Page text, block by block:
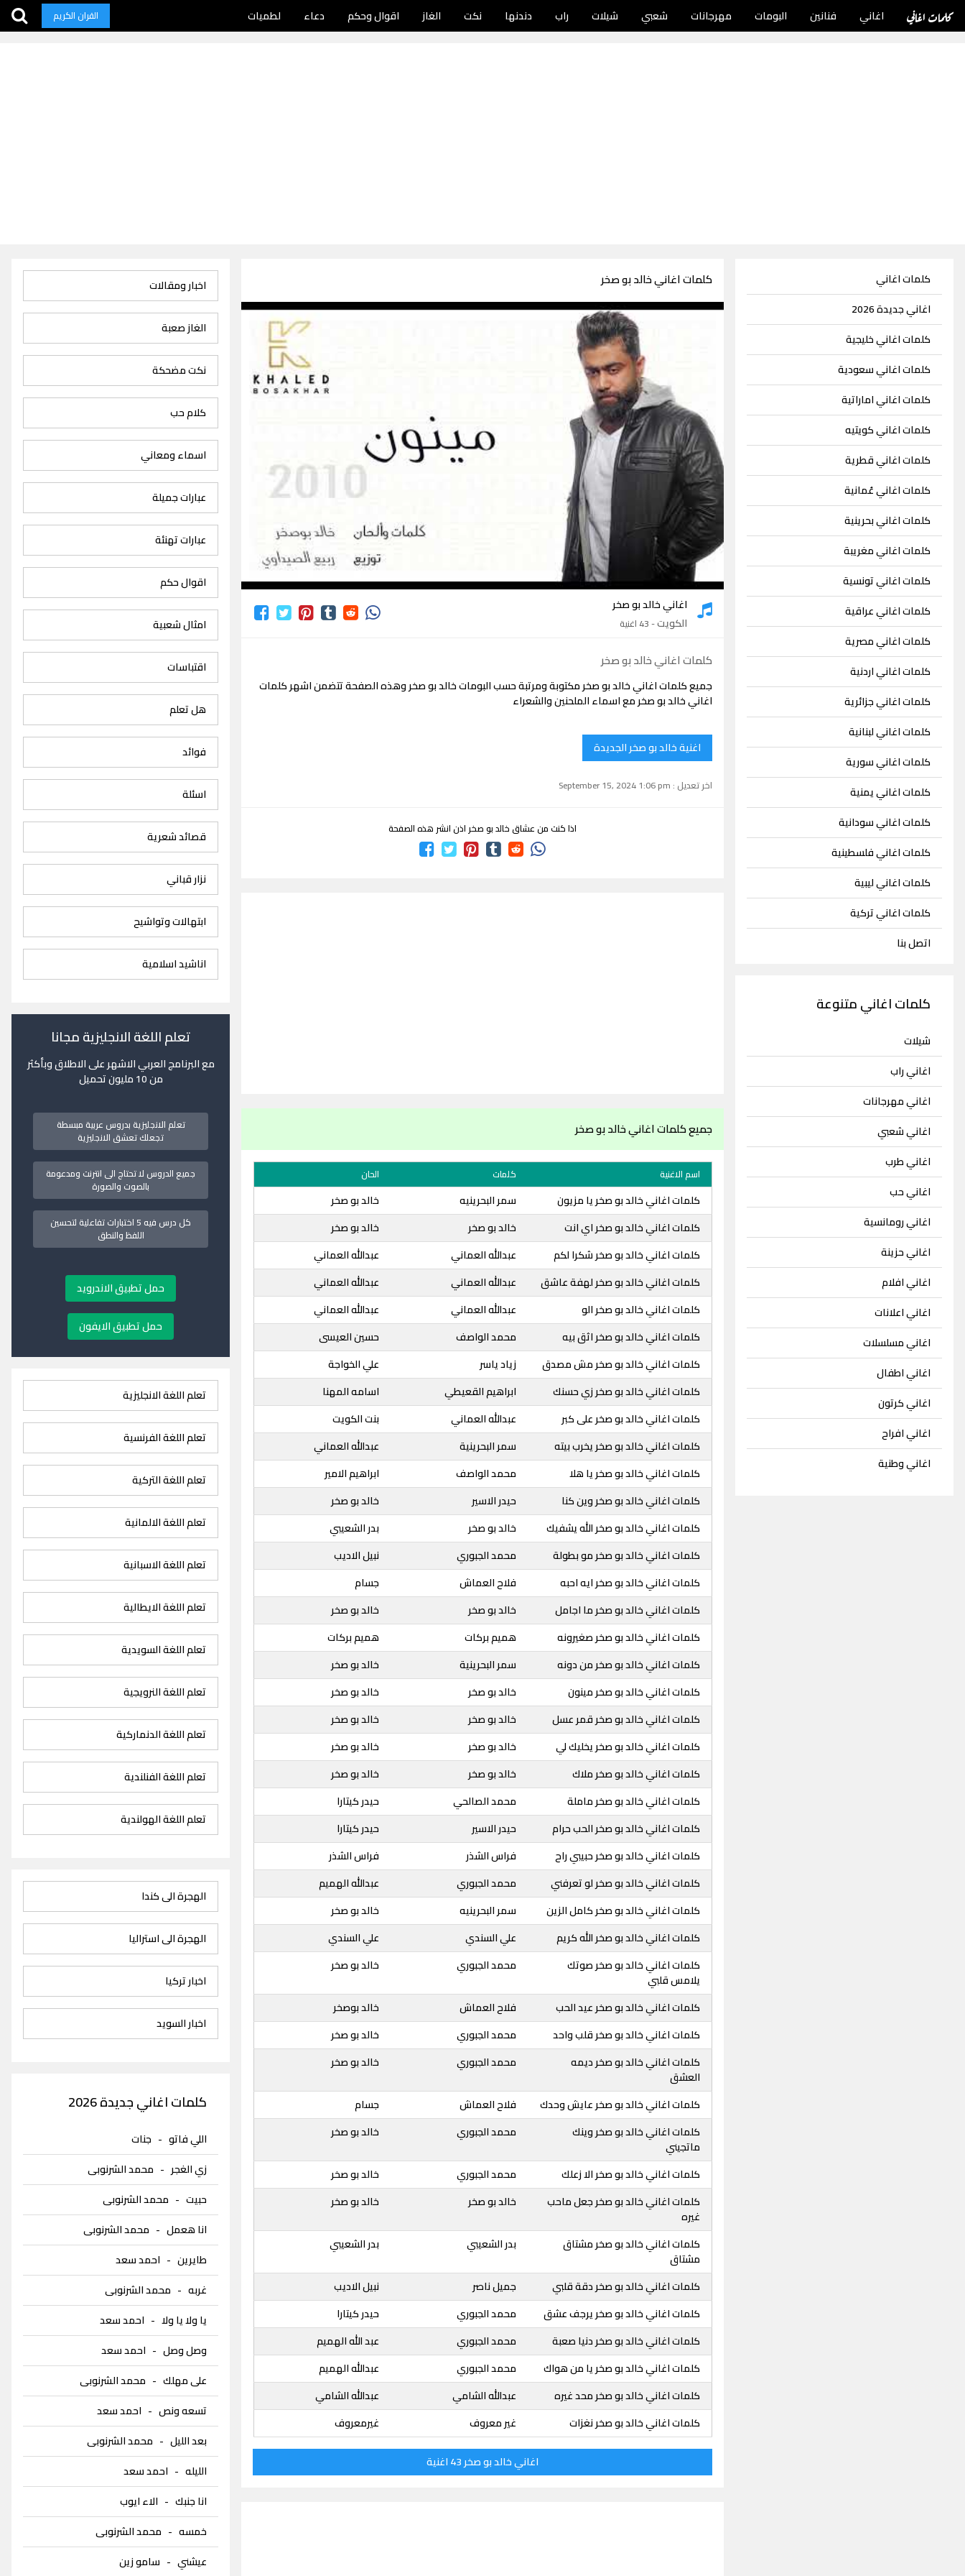
كلمات اغاني اغاني فنانين البومات مهرجانات شعبي شيلات راب دندنها نكت الغاز اقوال وحكم دعاء لطميات القران الكريم
كلمات اغاني
اغاني جديدة 2026
كلمات اغاني خليجية
كلمات اغاني سعودية
كلمات اغاني اماراتية
كلمات اغاني كويتيه
كلمات اغاني قطرية
كلمات اغاني عُمانية
كلمات اغاني بحرينية
كلمات اغاني مغريبة
كلمات اغاني تونسية
كلمات اغاني عراقية
كلمات اغاني مصرية
كلمات اغاني اردنية
كلمات اغاني جزائرية
كلمات اغاني لبنانية
كلمات اغاني سورية
كلمات اغاني يمنية
كلمات اغاني سودانية
كلمات اغاني فلسطينية
كلمات اغاني ليبية
كلمات اغاني تركية
اتصل بنا
كلمات اغاني متنوعة
شيلات
اغاني راب
اغاني مهرجانات
اغاني شعبي
اغاني طرب
اغاني حب
اغاني رومانسية
اغاني حزينة
اغاني افلام
اغاني اعلانات
اغاني مسلسلات
اغاني اطفال
اغاني كرتون
اغاني افراح
اغاني وطنية
كلمات اغاني خالد بو صخر
كلمات اغاني خالد بو صخر
اغاني خالد بو صخر
الكويت- 43 اغنية
كلمات اغاني خالد بو صخر
جميع كلمات اغاني خالد بو صخر مكتوبة ومرتبة حسب البومات خالد بو صخر وهذه الصفحة تتضمن اشهر كلمات
اغاني خالد بو صخر مع اسماء الملحنين والشعراء
اغنية خالد بو صخر الجديدة
اخر تعديل : September 15, 2024 1:06 pm
اذا كنت من عشاق خالد بو صخر اذن انشر هذه الصفحة
جميع كلمات اغاني خالد بو صخر
اسم الاغنية كلمات الحان
كلمات اغاني خالد بو صخر يا مزيون سمر البحرينيه
خالد بو صخر
كلمات اغاني خالد بو صخر اي انت
خالد بو صخر
خالد بو صخر
كلمات اغاني خالد بو صخر شكرا لكم
عبدالله العماني
عبدالله العماني
كلمات اغاني خالد بو صخر لهفة عاشق
عبدالله العماني
عبدالله العماني
كلمات اغاني خالد بو صخر الو
عبدالله العماني
عبدالله العماني
كلمات اغاني خالد بو صخر اثق بيه
محمد الواصف
حسين العيسى
كلمات اغاني خالد بو صخر مش مصدق
زياد ياسر
علي الخواجة
كلمات اغاني خالد بو صخر زي حسنك
ابراهيم القعيطي
اسامه المهنا
كلمات اغاني خالد بو صخر على كبر
عبدالله العماني
بنت الكويت
كلمات اغاني خالد بو صخر يخرب بيته
سمر البحرينية
عبدالله العماني
كلمات اغاني خالد بو صخر يا هلا
محمد الواصف
ابراهيم الامير
كلمات اغاني خالد بو صخر وين كنا
حيدر الاسير
خالد بو صخر
كلمات اغاني خالد بو صخر الله يشفيك
خالد بو صخر
بدر الشعيبي
كلمات اغاني خالد بو صخر مو بطولة
محمد الجبوري
نبيل الاديب
كلمات اغاني خالد بو صخر ايه احبه
فلاح العماش
جسام
كلمات اغاني خالد بو صخر ما اجامل
خالد بو صخر
خالد بو صخر
كلمات اغاني خالد بو صخر صغيرونه
هميم بركات
هميم بركات
كلمات اغاني خالد بو صخر من دونه
سمر البحرينية
خالد بو صخر
كلمات اغاني خالد بو صخر مينون
خالد بو صخر
خالد بو صخر
كلمات اغاني خالد بو صخر قمر عسل
خالد بو صخر
خالد بو صخر
كلمات اغاني خالد بو صخر يخليك لي
خالد بو صخر
خالد بو صخر
كلمات اغاني خالد بو صخر ملاك
خالد بو صخر
خالد بو صخر
كلمات اغاني خالد بو صخر ماملة
محمد الصالحي
حيدر كيتارا
كلمات اغاني خالد بو صخر الحب حرام
حيدر الاسير
حيدر كيتارا
كلمات اغاني خالد بو صخر حبيبي راح
فراس الشذر
فراس الشذر
كلمات اغاني خالد بو صخر لو تعرفني
محمد الجبوري
عبدالله الهميم
كلمات اغاني خالد بو صخر كامل الزين
سمر البحرينيه
خالد بو صخر
كلمات اغاني خالد بو صخر الله كريم
علي السندي
علي السندي
كلمات اغاني خالد بو صخر صوتك
يلامس قلبي
محمد الجبوري خالد بو صخر
كلمات اغاني خالد بو صخر عيد الحب فلاح العماش
خالد بوصخر
كلمات اغاني خالد بو صخر قلب واحد
محمد الجبوري
خالد بو صخر
كلمات اغاني خالد بو صخر ديمه
العشق
محمد الجبوري خالد بو صخر
كلمات اغاني خالد بو صخر عايش وحدك فلاح العماش
جسام
كلمات اغاني خالد بو صخر وينك
ماتجيني
محمد الجبوري خالد بو صخر
كلمات اغاني خالد بو صخر الا زعلك محمد الجبوري
خالد بو صخر
كلمات اغاني خالد بو صخر جعل ماحب
غيره
خالد بو صخر خالد بو صخر
كلمات اغاني خالد بو صخر مشتاق
مشتاق
بدر الشعيبي بدر الشعيبي
كلمات اغاني خالد بو صخر دقة قلبي جميل ناصر
نبيل الاديب
كلمات اغاني خالد بو صخر يرجف عشق
محمد الجبوري
حيدر كيتارا
كلمات اغاني خالد بو صخر دنيا صعبة
محمد الجبوري
عبد الله الهميم
كلمات اغاني خالد بو صخر يا من هواك
محمد الجبوري
عبدالله الهميم
كلمات اغاني خالد بو صخر محد غيره
عبدالله الشامي
عبدالله الشامي
كلمات اغاني خالد بو صخر نغزات
غير معروف غيرمعروف
اغاني خالد بو صخر 43 اغنية
اخبار ومقالات
الغاز صعبة
نكت مضحكة
كلام حب
اسماء ومعاني
عبارات جميلة
عبارات تهنئة
اقوال حكم
امثال شعبية
اقتباسات
هل تعلم
فوائد
اسئلة
قصائد شعرية
نزار قباني
ابتهالات وتواشيح
اناشيد اسلامية
تعلم اللغة الانجليزية مجانا
مع البرنامج العربي الاشهر على الاطلاق وبأكثر
من 10 مليون تحميل
تعلم الانجليزية بدروس عربية مبسطة
تجعلك تعشق الانجليزية
جميع الدروس لا تحتاج الى انترنت ومدعومة
بالصوت والصورة
كل درس فيه 5 اختبارات تفاعلية لتحسين
اللفظ والنطق
حمل تطبيق الاندرويد
حمل تطبيق الايفون
تعلم اللغة الانجليزية
تعلم اللغة الفرنسية
تعلم اللغة التركية
تعلم اللغة الالمانية
تعلم اللغة الاسبانية
تعلم اللغة الايطالية
تعلم اللغة السويدية
تعلم اللغة النرويجية
تعلم اللغة الدنماركية
تعلم اللغة الفنلندية
تعلم اللغة الهولندية
الهجرة الى كندا
الهجرة الى استراليا
اخبار تركيا
اخبار السويد
كلمات اغاني جديدة 2026
اللي فاتو- جنات
زي الغجر - محمد الشرنوبى
حبيت- محمد الشرنوبى
انا هعمل- محمد الشرنوبى
طايرين- احمد سعد
غربه- محمد الشرنوبى
يا ولا يا ولا- احمد سعد
وصل وصل- احمد سعد
على مهلك- محمد الشرنوبى
تسعه ونص- احمد سعد
بعد الليل- محمد الشرنوبى
الليله- احمد سعد
انا جنبك- الاء ايوب
خمسه- محمد الشرنوبى
عيشني- سامو زين